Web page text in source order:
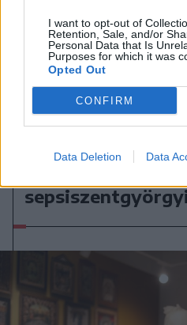
I want to opt-out of
Retention, Sale, and/or
Personal Data that Is
Purposes for which it was
Opted Out
CONFIRM
Data Deletion Data
2026. augusztus 07., péntek